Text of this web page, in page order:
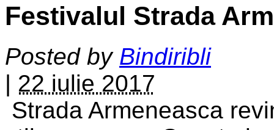
Festivalul Strada
Posted by Bindiribli
| 22 iulie 2017
Strada Armeneasca